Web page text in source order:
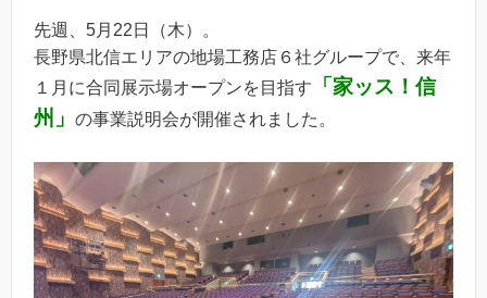
先週、5月22日（木）。
長野県北信エリアの地場工務店６社グループで、来年
１月に合同展示場オープンを目指す
「家ッス！信
州」 の事業説明会が開催されました。